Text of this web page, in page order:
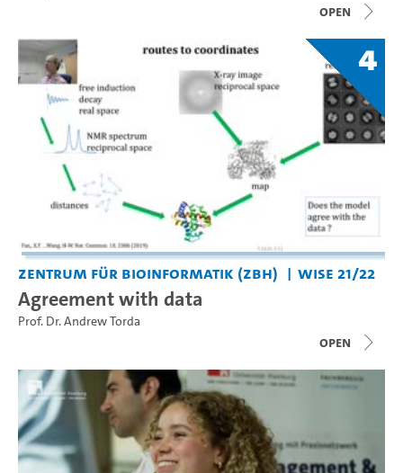
open
4
Zentrum für Bioinformatik (ZBH) WiSe 21/22
Agreement with data
Prof. Dr. Andrew Torda
open